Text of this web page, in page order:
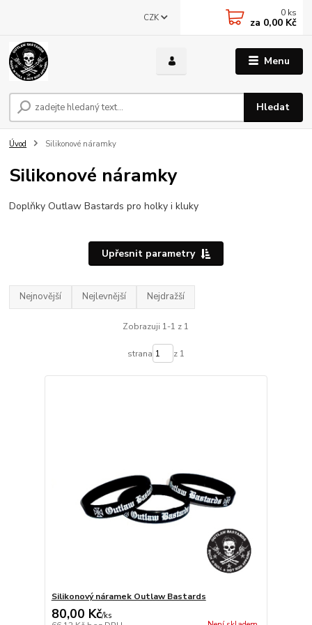
Menu
CZK
Hledat
0 ks
za 0,00 Kč
Úvod Silikonové náramky
Silikonové náramky
Doplňky Outlaw Bastards pro holky i kluky
Upřesnit parametry
Nejnovější Nejlevnější Nejdražší
Zobrazuji 1-1 z 1
strana z 1
Silikonový náramek Outlaw Bastards
80,00 Kč/ks